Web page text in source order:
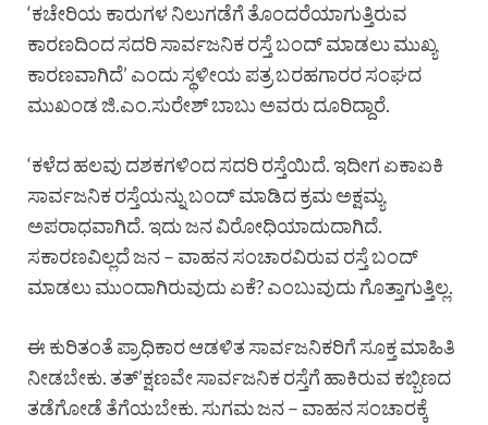
‘ಕಚೇರಿಯ ಕಾರುಗಳ ನಿಲುಗಡೆಗೆ ತೊಂದರೆಯಾಗುತ್ತಿರುವ
ಕಾರಣದಿಂದ ಸದರಿ ಸಾರ್ವಜನಿಕ ರಸ್ತೆ ಬಂದ್ ಮಾಡಲು ಮುಖ್ಯ
ಕಾರಣವಾಗಿದೆ’ ಎಂದು ಸ್ಥಳೀಯ ಪತ್ರ ಬರಹಗಾರರ ಸಂಘದ
ಮುಖಂಡ ಜಿ.ಎಂ.ಸುರೇಶ್ ಬಾಬು ಅವರು ದೂರಿದ್ದಾರೆ.
‘ಕಳೆದ ಹಲವು ದಶಕಗಳಿಂದ ಸದರಿ ರಸ್ತೆಯಿದೆ. ಇದೀಗ ಏಕಾಏಕಿ
ಸಾರ್ವಜನಿಕ ರಸ್ತೆಯನ್ನು ಬಂದ್ ಮಾಡಿದ ಕ್ರಮ ಅಕ್ಷಮ್ಯ
ಅಪರಾಧವಾಗಿದೆ. ಇದು ಜನ ವಿರೋಧಿಯಾದುದಾಗಿದೆ.
ಸಕಾರಣವಿಲ್ಲದೆ ಜನ – ವಾಹನ ಸಂಚಾರವಿರುವ ರಸ್ತೆ ಬಂದ್
ಮಾಡಲು ಮುಂದಾಗಿರುವುದು ಏಕೆ? ಎಂಬುವುದು ಗೊತ್ತಾಗುತ್ತಿಲ್ಲ.
ಈ ಕುರಿತಂತೆ ಪ್ರಾಧಿಕಾರ ಆಡಳಿತ ಸಾರ್ವಜನಿಕರಿಗೆ ಸೂಕ್ತ ಮಾಹಿತಿ
ನೀಡಬೇಕು. ತತ್’ಕ್ಷಣವೇ ಸಾರ್ವಜನಿಕ ರಸ್ತೆಗೆ ಹಾಕಿರುವ ಕಬ್ಬಿಣದ
ತಡೆಗೋಡೆ ತೆಗೆಯಬೇಕು. ಸುಗಮ ಜನ – ವಾಹನ ಸಂಚಾರಕ್ಕೆ